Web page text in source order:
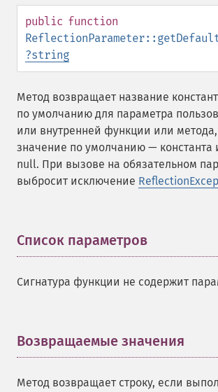
public function
?string
Метод возвращает название
по умолчанию для параметра
или внутренней функции или
значение по умолчанию — константа
null. При вызове на обязательном
выбросит исключение
Список параметров
Сигнатура функции не содержит
Возвращаемые значения
Метод возвращает строку, если